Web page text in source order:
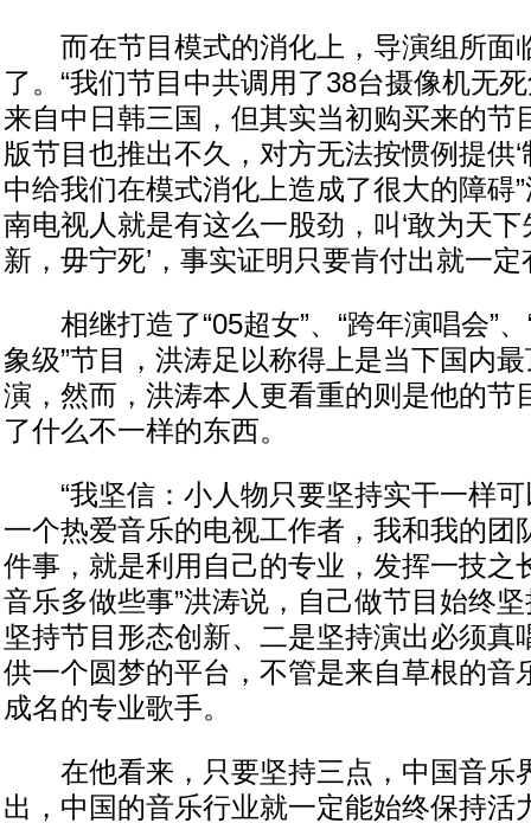
而在节目模式的消化上，导演组所面
了。“我们节目中共调用了38台摄像机无
来自中日韩三国，但其实当初购买来的节
版节目也推出不久，对方无法按惯例提供‘
中给我们在模式消化上造成了很大的障碍
南电视人就是有这么一股劲，叫‘敢为天下
新，毋宁死’，事实证明只要肯付出就一定
相继打造了“05超女”、“跨年演唱会”、
象级”节目，洪涛足以称得上是当下国内
演，然而，洪涛本人更看重的则是他的节
了什么不一样的东西。
“我坚信：小人物只要坚持实干一样可
一个热爱音乐的电视工作者，我和我的团
件事，就是利用自己的专业，发挥一技之
音乐多做些事”洪涛说，自己做节目始终
坚持节目形态创新、二是坚持演出必须真
供一个圆梦的平台，不管是来自草根的音
成名的专业歌手。
在他看来，只要坚持三点，中国音乐
出，中国的音乐行业就一定能始终保持活